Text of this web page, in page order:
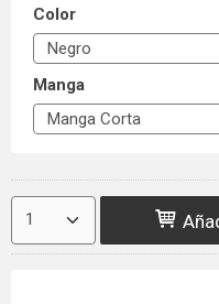
Color
Manga